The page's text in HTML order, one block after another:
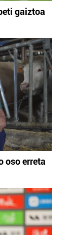
gaiztoa
oso erreta